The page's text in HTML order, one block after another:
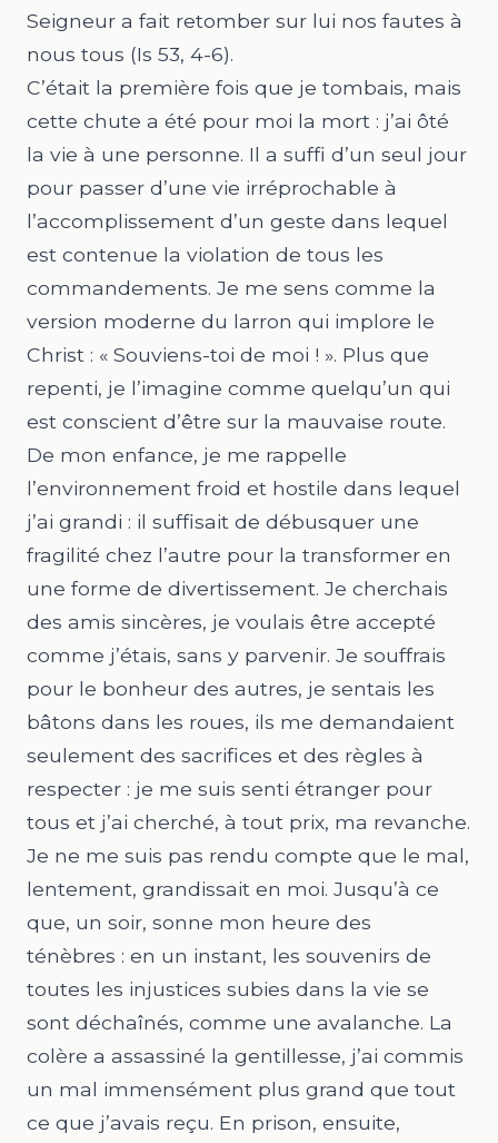
Seigneur a fait retomber sur lui nos fautes à
nous tous (Is 53, 4-6).
C’était la première fois que je tombais, mais
cette chute a été pour moi la mort : j’ai ôté
la vie à une personne. Il a suffi d’un seul jour
pour passer d’une vie irréprochable à
l’accomplissement d’un geste dans lequel
est contenue la violation de tous les
commandements. Je me sens comme la
version moderne du larron qui implore le
Christ : « Souviens-toi de moi ! ». Plus que
repenti, je l’imagine comme quelqu’un qui
est conscient d’être sur la mauvaise route.
De mon enfance, je me rappelle
l’environnement froid et hostile dans lequel
j’ai grandi : il suffisait de débusquer une
fragilité chez l’autre pour la transformer en
une forme de divertissement. Je cherchais
des amis sincères, je voulais être accepté
comme j’étais, sans y parvenir. Je souffrais
pour le bonheur des autres, je sentais les
bâtons dans les roues, ils me demandaient
seulement des sacrifices et des règles à
respecter : je me suis senti étranger pour
tous et j’ai cherché, à tout prix, ma revanche.
Je ne me suis pas rendu compte que le mal,
lentement, grandissait en moi. Jusqu’à ce
que, un soir, sonne mon heure des
ténèbres : en un instant, les souvenirs de
toutes les injustices subies dans la vie se
sont déchaînés, comme une avalanche. La
colère a assassiné la gentillesse, j’ai commis
un mal immensément plus grand que tout
ce que j’avais reçu. En prison, ensuite,